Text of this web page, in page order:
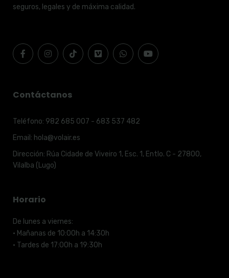
seguros, legales y de máxima calidad.
Contáctanos
Teléfono: 982 685 007 - 683 537 482
Email: hola@volair.es
Dirección: Rúa Cidade de Viveiro 1, Esc. 1, Entlo. C - 27800,
Vilalba (Lugo)
Horario
De lunes a viernes:
· Mañanas de 10:00h a 14:30h
· Tardes de 17:00h a 19:30h